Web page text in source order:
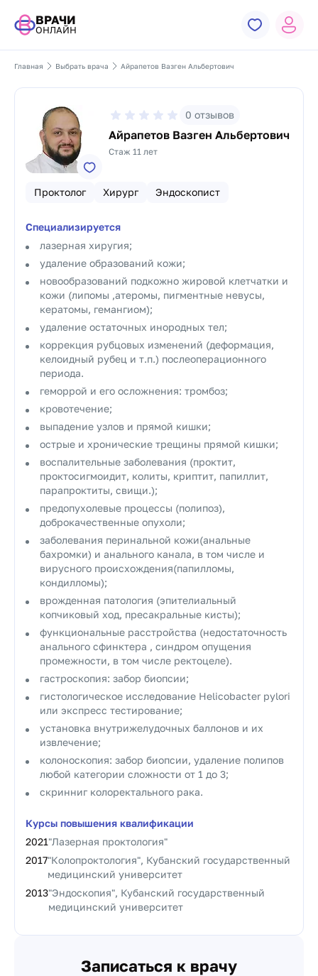
ВРАЧИ
ОНЛАЙН
Главная Выбрать врача Айрапетов Вазген Альбертович
0 отзывов
Айрапетов Вазген Альбертович
Стаж 11 лет
Проктолог Хирург Эндоскопист
Специализируется
лазерная хиругия;
удаление образований кожи;
новообразований подкожно жировой клетчатки и
кожи (липомы ,атеромы, пигментные невусы,
кератомы, гемангиом);
удаление остаточных инородных тел;
коррекция рубцовых изменений (деформация,
келоидный рубец и т.п.) послеоперационного
периода.
геморрой и его осложнения: тромбоз;
кровотечение;
выпадение узлов и прямой кишки;
острые и хронические трещины прямой кишки;
воспалительные заболевания (проктит,
проктосигмоидит, колиты, криптит, папиллит,
парапроктиты, свищи.);
предопухолевые процессы (полипоз),
доброкачественные опухоли;
заболевания перинальной кожи(анальные
бахромки) и анального канала, в том числе и
вирусного происхождения(папилломы,
кондилломы);
врожденная патология (эпителиальный
копчиковый ход, пресакральные кисты);
функциональные расстройства (недостаточность
анального сфинктера , синдром опущения
промежности, в том числе ректоцеле).
гастроскопия: забор биопсии;
гистологическое исследование Helicobacter pylori
или экспресс тестирование;
установка внутрижелудочных баллонов и их
извлечение;
колоноскопия: забор биопсии, удаление полипов
любой категории сложности от 1 до 3;
скринниг колоректального рака.
Курсы повышения квалификации
2021"Лазерная проктология"
2017"Колопроктология", Кубанский государственный
медицинский университет
2013"Эндоскопия", Кубанский государственный
медицинский университет
Записаться к врачу